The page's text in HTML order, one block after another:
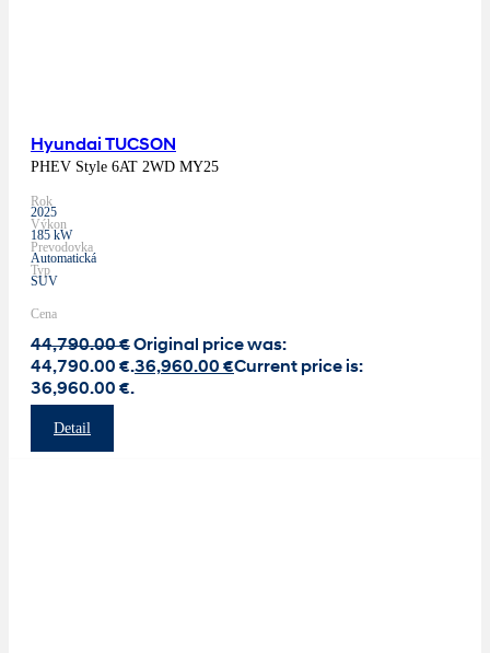
Hyundai TUCSON
PHEV Style 6AT 2WD MY25
Rok
2025
Výkon
185 kW
Prevodovka
Automatická
Typ
SUV
Cena
44,790.00€Original price was:
44,790.00 €.36,960.00 €Current price is:
36,960.00 €.
Detail